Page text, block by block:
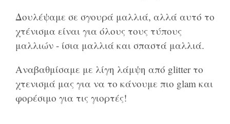
Δουλέψαμε σε σγουρά μαλλιά, αλλά αυτό το
χτένισμα είναι για όλους τους τύπους
μαλλιών - ίσια μαλλιά και σπαστά μαλλιά.
Αναβαθμίσαμε με λίγη λάμψη από glitter το
χτενισμά μας για να το κάνουμε πιο glam και
φορέσιμο για τις γιορτές!